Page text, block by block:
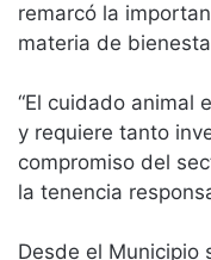
remarcó la
materia de
“El cuidado animal
y requiere tanto
compromiso del
la tenencia
Desde el Municipio